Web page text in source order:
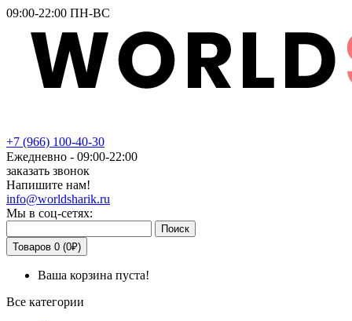
09:00-22:00 ПН-ВС
+7 (966) 100-40-30
Ежедневно - 09:00-22:00
заказать звонок
Напишите нам!
info@worldsharik.ru
Мы в соц-сетях:
Поиск
Товаров 0 (0₽)
Ваша корзина пуста!
Все категории